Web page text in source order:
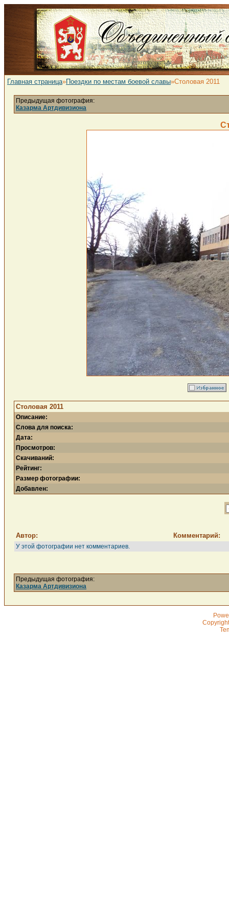
Главная страница»Поездки по местам боевой славы»Столовая 2011
Предыдущая фотография:
Казарма Артдивизиона
Столовая 2011
Описание:
Слова для поиска:
Дата:
Просмотров:
Скачиваний:
Рейтинг:
Размер фотографии:
Добавлен:
Автор: Комментарий:
У этой фотографии нет комментариев.
Предыдущая фотография:
Казарма Артдивизиона